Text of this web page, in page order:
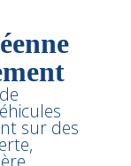
sur des